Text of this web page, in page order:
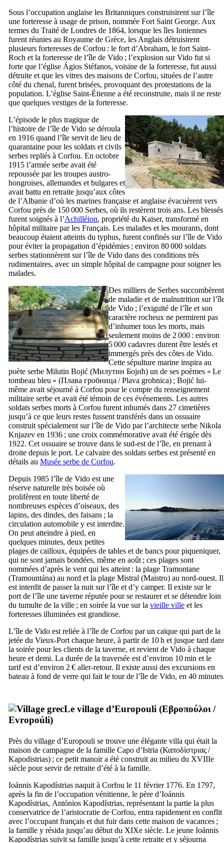
Sous l’occupation anglaise les Britanniques construisirent sur l’île
une forteresse à usage de prison, nommée Fort Saint George. Aux
termes du Traité de Londres de 1864, lorsque les îles Ioniennes
furent réunies au Royaume de Grèce, les Anglais détruisirent
plusieurs forteresses de Corfou : le fort d’Abraham, le fort Saint-
Roch et la forteresse de l’île de Vido ; l’explosion sur Vido fut si
forte que l’église Ágios Stéfanos, voisine de la forteresse, fut aussi
détruite et que les vitres des maisons de Corfou, situées de l’autre
côté du chenal, furent brisées, provoquant des protestations de la
population. L’église Saint-Étienne a été reconstruite, mais il ne reste
que quelques vestiges de la forteresse.
L’épisode le plus tragique de
l’histoire de l’île de Vido se déroula
en 1916 quand l’île servit de lieu de
quarantaine pour les soldats et civils
serbes repliés à Corfou. En octobre
1915 l’armée serbe avait été
repoussée par les troupes austro-
hongroises, allemandes et bulgares et
avait battu en retraite jusqu’aux côtes
de l’Albanie d’où les marines française et anglaise évacuèrent vers
Corfou près de 150 000 Serbes, où ils restèrent trois ans. Les blessés
furent soignés à l’Achilléion, propriété du Kaiser, transformé en
hôpital militaire par les Français. Les malades et les mourants, dont
beaucoup étaient atteints du typhus, furent confinés sur l’île de Vido
pour éviter la propagation d’épidémies ; environ 80 000 soldats
serbes stationnèrent sur l’île de Vido dans des conditions très
rudimentaires, avec un simple hôpital de campagne pour soigner les
malades.
Des milliers de Serbes succombèrent
de maladie et de malnutrition sur
de Vido ; l’exiguïté de l’île et son
caractère rocheux ne permirent pas
d’inhumer tous les morts, mais
seulement moins de 2 000 : environ
5 000 cadavres durent être lestés et
immergés près des côtes de Vido.
Cette sépulture marine inspira au
poète serbe Milutin Bojić (Милутин Бојић) un de ses poèmes « Le
tombeau bleu » (Плава гробница /Plava grobnica) ; Bojić lui-
même avait séjourné à Corfou pour le compte du renseignement
militaire serbe et avait été témoin de ces événements. Les autres
soldats serbes morts à Corfou furent inhumés dans 27 cimetières
jusqu’à ce que leurs restes fussent transférés dans un ossuaire
construit spécialement sur l’île de Vido par l’architecte serbe Nikola
Knjazev en 1936 ; une croix commémorative avait été érigée dès
1922. Cet ossuaire se trouve dans le sud-est de l’île, en prenant à
droite depuis le port. Le calvaire des soldats serbes est présenté en
détails au Musée serbe de Corfou.
Depuis 1985 l’île de Vido est une
réserve naturelle très boisée où
prolifèrent en toute liberté de
nombreuses espèces d’oiseaux, des
lapins, des dindes, des faisans ; la
circulation automobile y est interdite.
On peut atteindre à pied, en
quelques minutes, deux petites
plages de cailloux, équipées de tables et de bancs pour piqueniquer,
qui ne sont jamais bondées, même en août ; ces plages sont
nommées d’après le vent qui les atteint : la plage Tramontane
(Tramountána) au nord et la plage Mistral (Maistro) au nord-ouest. Il
est interdit de passer la nuit sur l’île et d’y camper. Il existe sur le
port de l’île une taverne réputée pour se restaurer et se détendre loin
du tumulte de la ville ; en soirée la vue sur la vieille ville et les
forteresses illuminées est grandiose.
L’île de Vido est reliée à l’île de Corfou par un caïque qui part de la
jetée du Vieux-Port chaque heure, à partir de 10 h et jusque tard
la soirée pour les clients de la taverne, et revient de Vido à chaque
heure et demi. La durée de la traversée est d’environ 10 min et le
tarif est d’environ 2 € aller-retour. Il existe aussi des excursions en
bateau à fond de verre qui fait le tour de l’île de Vido, en 40
Le village d’Europouli (Εβροπούλοι/
Evropoúli)
Près du village d’Europouli se trouve une élégante villa qui était la
maison de campagne de la famille Capo d’Istria (Καποδίστριας/
Kapodistrias) ; ce petit manoir a été construit au milieu du XVIIIe
siècle pour servir de retraite d’été à la famille.
Ioánnis Kapodístrias naquit à Corfou le 11 février 1776. En 1797,
après la fin de l’occupation vénitienne, le père d’Ioánnis
Kapodístrias, Antónios Kapodístrias, représentant la partie la plus
conservatrice de l’aristocratie de Corfou, entra rapidement en conflit
avec l’occupant français et dut fuir dans cette maison de vacances ;
la famille y résida jusqu’au début du XIXe siècle. Le jeune Ioánnis
Kapodístrias suivit sa famille jusqu’à cette retraite et y séjourna